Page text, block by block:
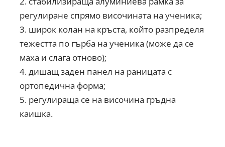
регулиране спрямо височината на ученика;
широк колан на кръста, който разпределя
тежестта по гърба на ученика (може да се
маха и слага отново);
дишащ заден панел на раницата с
ортопедична форма;
регулираща се на височина гръдна
каишка.